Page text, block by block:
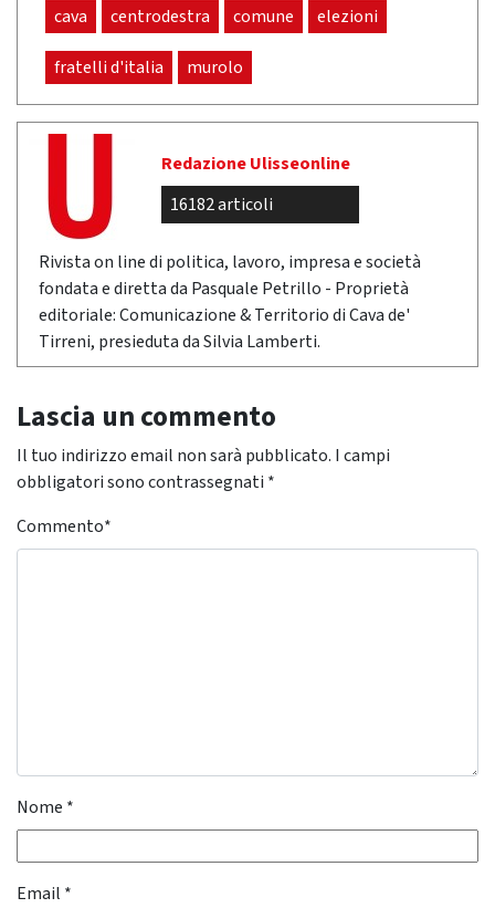
cava centrodestra comune elezioni
fratelli d'italia murolo
Redazione Ulisseonline
16182 articoli
Rivista on line di politica, lavoro, impresa e società
fondata e diretta da Pasquale Petrillo - Proprietà
editoriale: Comunicazione & Territorio di Cava de'
Tirreni, presieduta da Silvia Lamberti.
Lascia un commento
Il tuo indirizzo email non sarà pubblicato. I campi
obbligatori sono contrassegnati *
Commento*
Nome *
Email *